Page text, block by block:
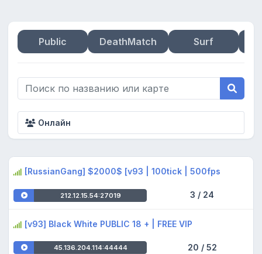
Public DeathMatch Surf
Онлайн
[RussianGang] $2000$ [v93 | 100tick | 500fps
212.12.15.54:27019 3 / 24
[v93] Black White PUBLIC 18 + | FREE VIP
45.136.204.114:44444 20 / 52